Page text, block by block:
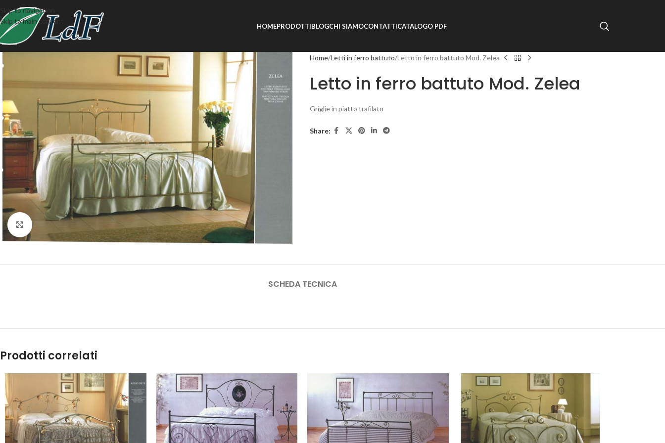
Skip to navigation
Skip to main content
HOMEPRODOTTIBLOGCHI SIAMOCONTATTICATALOGO PDF
Home Letti in ferro battuto Letto in ferro battuto Mod. Zelea
Letto in ferro battuto Mod. Zelea
Griglie in piatto trafilato
Share:
SCHEDA TECNICA
Prodotti correlati